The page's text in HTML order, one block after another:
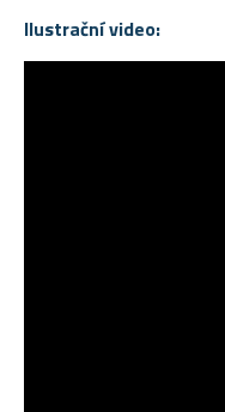
Ilustrační video: